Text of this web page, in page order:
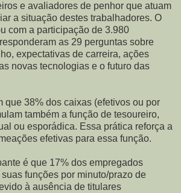
e avaliadores de penhor que atuam
a situação destes trabalhadores. O
com a participação de 3.980
as 29 perguntas sobre
expectativas de carreira, ações
novas tecnologias e o futuro das
que 38% dos caixas (efetivos ou por
também a função de tesoureiro,
ou esporádica. Essa prática reforça a
efetivas para essa função.
é que 17% dos empregados
funções por minuto/prazo de
à ausência de titulares